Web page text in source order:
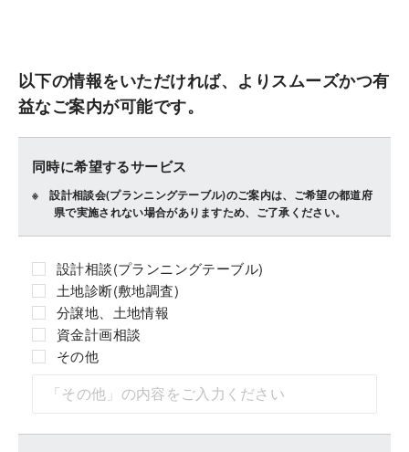
以下の情報をいただければ、よりスムーズかつ有
益なご案内が可能です。
同時に希望するサービス
設計相談会(プランニングテーブル)のご案内は、ご希望の都道府
県で実施されない場合がありますため、ご了承ください。
設計相談(プランニングテーブル)
土地診断(敷地調査)
分譲地、土地情報
資金計画相談
その他